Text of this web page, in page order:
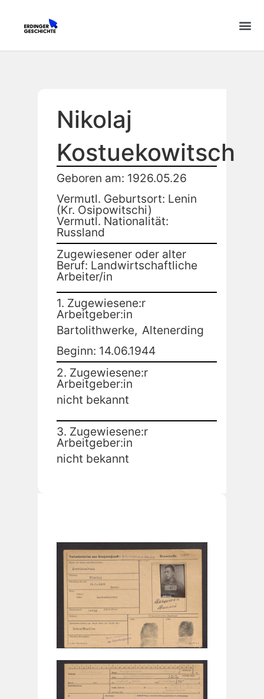
Nikolaj
Kostuekowitsch
Geboren am: 1926.05.26
Vermutl. Geburtsort: Lenin
(Kr. Osipowitschi)
Vermutl. Nationalität:
Russland
Zugewiesener oder alter
Beruf: Landwirtschaftliche
Arbeiter/in
1. Zugewiesene:r
Arbeitgeber:in
Bartolithwerke, Altenerding
Beginn: 14.06.1944
2. Zugewiesene:r
Arbeitgeber:in
nicht bekannt
3. Zugewiesene:r
Arbeitgeber:in
nicht bekannt